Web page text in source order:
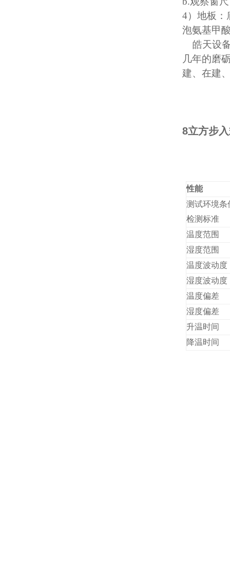
4）地板
泡氨基甲
皓天设备
几年的磨
建、在建
8立方步
性能
测试环境条
检测标准
温度范围
湿度范围
温度波动度
湿度波动度
温度偏差
湿度偏差
升温时间
降温时间